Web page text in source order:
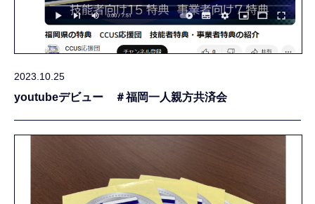
2023.10.25
youtubeデビュー ＃福岡一人親方共済会